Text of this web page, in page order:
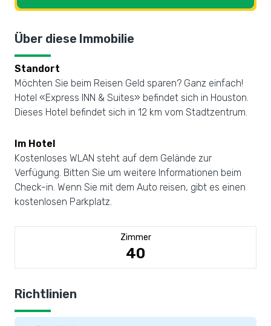
Über diese Immobilie
Standort
Möchten Sie beim Reisen Geld sparen? Ganz einfach!
Hotel «Express INN & Suites» befindet sich in Houston.
Dieses Hotel befindet sich in 12 km vom Stadtzentrum.
Im Hotel
Kostenloses WLAN steht auf dem Gelände zur
Verfügung. Bitten Sie um weitere Informationen beim
Check-in. Wenn Sie mit dem Auto reisen, gibt es einen
kostenlosen Parkplatz.
Zimmer
40
Richtlinien